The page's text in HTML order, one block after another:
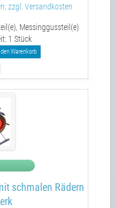
zzgl. Versandkosten
Messinggussteil(e)
1 Stück
Warenkorb
schmalen Rädern